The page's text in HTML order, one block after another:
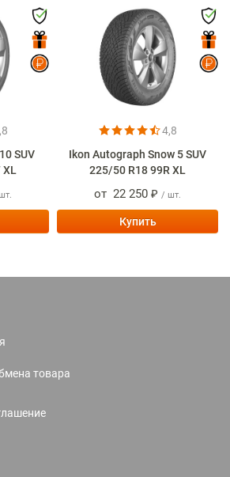
SUV
XL
4,8
Ikon Autograph Snow 5 SUV
225/50 R18 99R XL
от 22 250 ₽ / шт.
Купить
товара